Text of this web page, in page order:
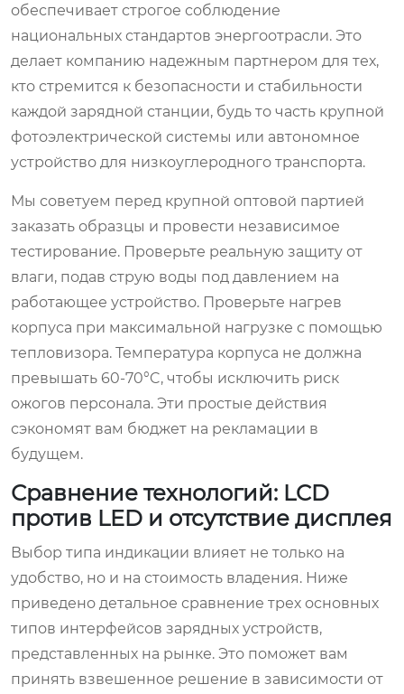
обеспечивает строгое соблюдение
национальных стандартов энергоотрасли. Это
делает компанию надежным партнером для тех,
кто стремится к безопасности и стабильности
каждой зарядной станции, будь то часть крупной
фотоэлектрической системы или автономное
устройство для низкоуглеродного транспорта.
Мы советуем перед крупной оптовой партией
заказать образцы и провести независимое
тестирование. Проверьте реальную защиту от
влаги, подав струю воды под давлением на
работающее устройство. Проверьте нагрев
корпуса при максимальной нагрузке с помощью
тепловизора. Температура корпуса не должна
превышать 60-70°C, чтобы исключить риск
ожогов персонала. Эти простые действия
сэкономят вам бюджет на рекламации в
будущем.
Сравнение технологий: LCD
против LED и отсутствие дисплея
Выбор типа индикации влияет не только на
удобство, но и на стоимость владения. Ниже
приведено детальное сравнение трех основных
типов интерфейсов зарядных устройств,
представленных на рынке. Это поможет вам
принять взвешенное решение в зависимости от